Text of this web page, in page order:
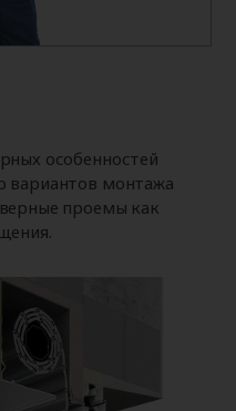
особенностей
вариантов монтажа
проемы как